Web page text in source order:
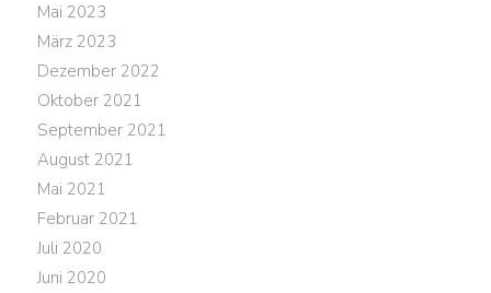
Mai 2023
März 2023
Dezember 2022
Oktober 2021
September 2021
August 2021
Mai 2021
Februar 2021
Juli 2020
Juni 2020